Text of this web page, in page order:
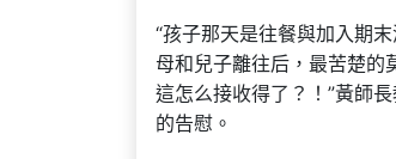
“孩子那天是往餐與加入期
母和兒子離往后，最苦楚的
這怎么接收得了？！”黃師
的告慰。